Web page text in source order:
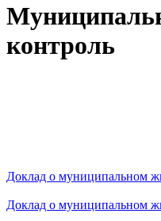
контроль
Доклад о муниципальном
Доклад о муниципальном